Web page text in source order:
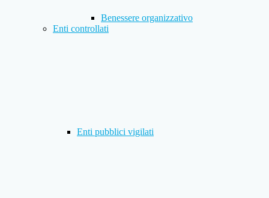
Benessere organizzativo
Enti controllati
Enti pubblici vigilati